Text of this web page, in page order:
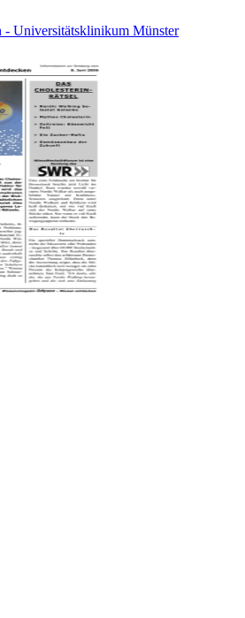
- Universitätsklinikum Münster